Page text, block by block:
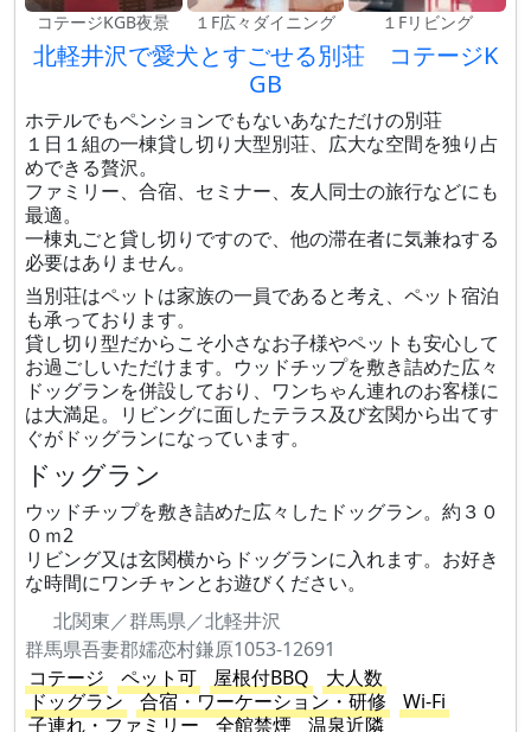
コテージKGB夜景 １F広々ダイニング １Fリビング
北軽井沢で愛犬とすごせる別荘 コテージK
GB
ホテルでもペンションでもないあなただけの別荘
１日１組の一棟貸し切り大型別荘、広大な空間を独り占
めできる贅沢。
ファミリー、合宿、セミナー、友人同士の旅行などにも
最適。
一棟丸ごと貸し切りですので、他の滞在者に気兼ねする
必要はありません。
当別荘はペットは家族の一員であると考え、ペット宿泊
も承っております。
貸し切り型だからこそ小さなお子様やペットも安心して
お過ごしいただけます。ウッドチップを敷き詰めた広々
ドッグランを併設しており、ワンちゃん連れのお客様に
は大満足。リビングに面したテラス及び玄関から出てす
ぐがドッグランになっています。
ドッグラン
ウッドチップを敷き詰めた広々したドッグラン。約３０
０ｍ2
リビング又は玄関横からドッグランに入れます。お好き
な時間にワンチャンとお遊びください。
北関東／群馬県／北軽井沢
群馬県吾妻郡嬬恋村鎌原1053-12691
コテージ
ペット可 屋根付BBQ
大人数
ドッグラン
合宿・ワーケーション・研修
Wi-Fi
子連れ・ファミリー
全館禁煙
温泉近隣